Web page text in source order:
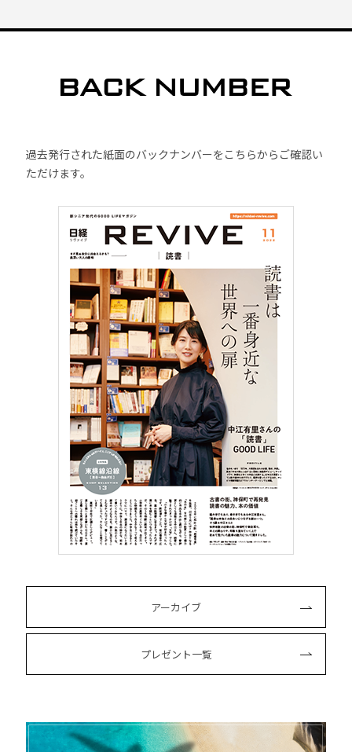
過去発行された紙面のバックナンバーをこちらからご確認い
ただけます。
アーカイブ
プレゼント一覧